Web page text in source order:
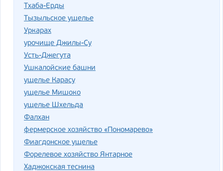
Тхаба-Ерды
Тызыльское ущелье
Уркарах
урочище Джилы-Су
Усть-Джегута
Ушкалойские башни
ущелье Карасу
ущелье Мишоко
ущелье Шхельда
Фалхан
фермерское хозяйство «Пономарево»
Фиагдонское ущелье
Форелевое хозяйство Янтарное
Хаджокская теснина